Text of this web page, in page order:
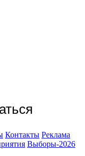
Контакты Реклама
Выборы-2026